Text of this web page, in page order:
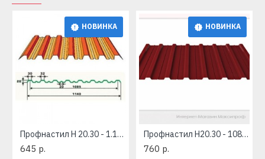
НОВИНКА
Профнастил Н 20.30 - 1.14 (1.085) толщ. 0.5-.055мм
645 р.
НОВИНКА
Профнастил Н20.30 - 1085 (Окрашенный)
760 р.